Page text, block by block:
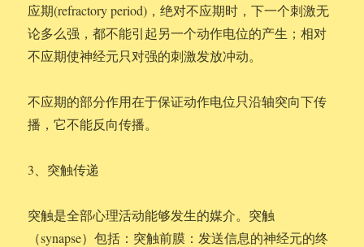
应期(refractory period)，绝对不应期时，下一个刺激无
论多么强，都不能引起另一个动作电位的产生；相对
不应期使神经元只对强的刺激发放冲动。
不应期的部分作用在于保证动作电位只沿轴突向下传
播，它不能反向传播。
3、突触传递
突触是全部心理活动能够发生的媒介。突触
（synapse）包括：突触前膜：发送信息的神经元的终